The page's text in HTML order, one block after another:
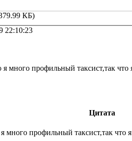
КБ)
22:10:23
много профильный таксист,так
Цитата
много профильный таксист,так что